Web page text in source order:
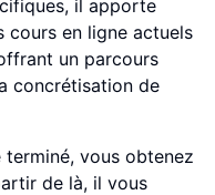
il apporte
cours en ligne actuels
un parcours
concrétisation de
vous obtenez
de là, il vous